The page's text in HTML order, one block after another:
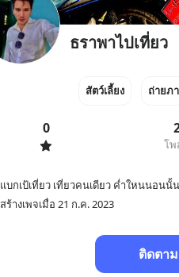
ธราพาไปเที่ยว
สัตว์เลี้ยง ถ่ายภ
0
โพ
แบกเป้เที่ยว เที่ยวคนเดียว ค่ำใหนนอน
สร้างเพจเมื่อ 21 ก.ค. 2023
ติดตาม